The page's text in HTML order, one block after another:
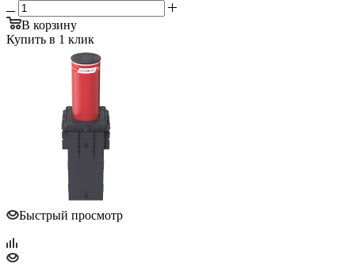
В корзину
Купить в 1 клик
Быстрый просмотр